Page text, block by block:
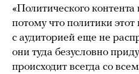
«Политического
потому что политики
с аудиторией еще не
они туда безусловно
происходит всегда со